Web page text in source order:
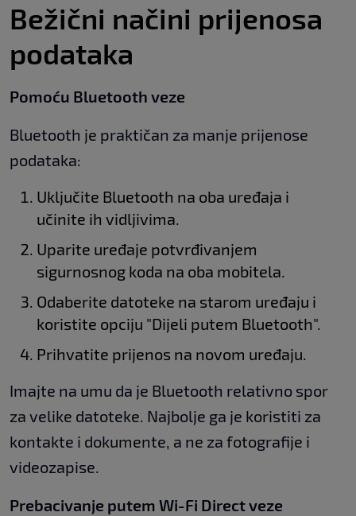
Bežični načini prijenosa
podataka
Pomoću Bluetooth veze
Bluetooth je praktičan za manje prijenose
podataka:
Uključite Bluetooth na oba uređaja i
učinite ih vidljivima.
Uparite uređaje potvrđivanjem
sigurnosnog koda na oba mobitela.
Odaberite datoteke na starom uređaju i
koristite opciju "Dijeli putem Bluetooth".
Prihvatite prijenos na novom uređaju.
Imajte na umu da je Bluetooth relativno spor
za velike datoteke. Najbolje ga je koristiti za
kontakte i dokumente, a ne za fotografije i
videozapise.
Prebacivanje putem Wi-Fi Direct veze